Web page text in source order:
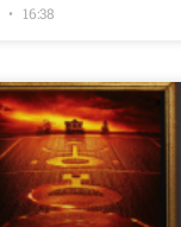
16:38